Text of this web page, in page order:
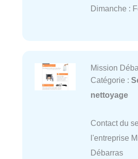
Dimanche :
Mission
Catégorie :
nettoyage
Contact du
l'entreprise
Débarras